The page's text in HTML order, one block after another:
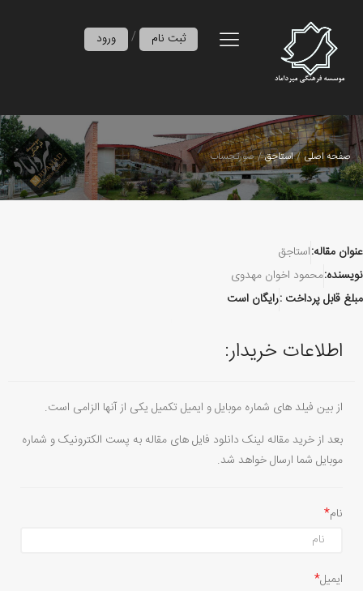
ورود / ثبت نام
صفحه اصلی استاجق صورتحساب
عنوان مقاله:استاجق
نویسنده:محمود اخوان مهدوی
مبلغ قابل پرداخت :رایگان است
اطلاعات خریدار:
از بین فیلد های شماره موبایل و ایمیل تکمیل یکی از آنها الزامی است.
بعد از خرید مقاله لینک دانلود فایل های مقاله به پست الکترونیک و شماره
موبایل شما ارسال خواهد شد.
نام
ایمیل